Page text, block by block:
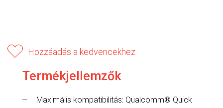
Hozzáadás a kedvencekhez
Termékjellemzők
Maximális kompatibilitás: Qualcomm® Quick